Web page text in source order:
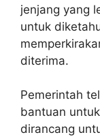
jenjang yang
untuk
diterima.
Pemerintah
bantuan
dirancang